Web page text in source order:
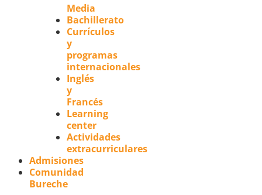
Media
Bachillerato
Currículos
y
programas
internacionales
Inglés
y
Francés
Learning
center
Actividades
extracurriculares
Admisiones
Comunidad
Bureche